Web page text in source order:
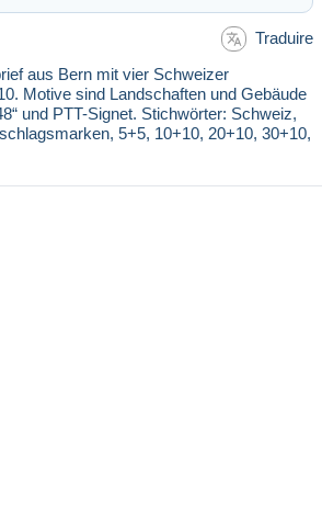
Traduire
aus Bern mit vier Schweizer
Motive sind Landschaften und Gebäude
und PTT-Signet. Stichwörter: Schweiz,
5+5, 10+10, 20+10, 30+10,